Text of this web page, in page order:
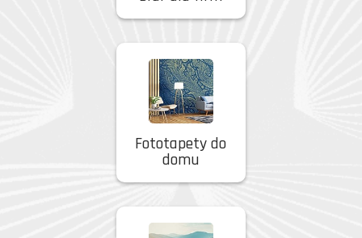
Fototapety do
domu